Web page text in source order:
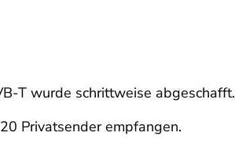
T wurde schrittweise abgeschafft.
Privatsender empfangen.